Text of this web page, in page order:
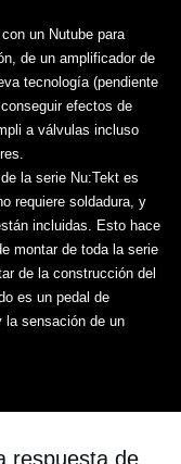
un Nutube para
de un amplificador de
tecnología (pendiente
efectos de
a válvulas incluso
la serie Nu:Tekt es
requiere soldadura, y
incluidas. Esto hace
montar de toda la serie
de la construcción del
es un pedal de
la sensación de un
respuesta de